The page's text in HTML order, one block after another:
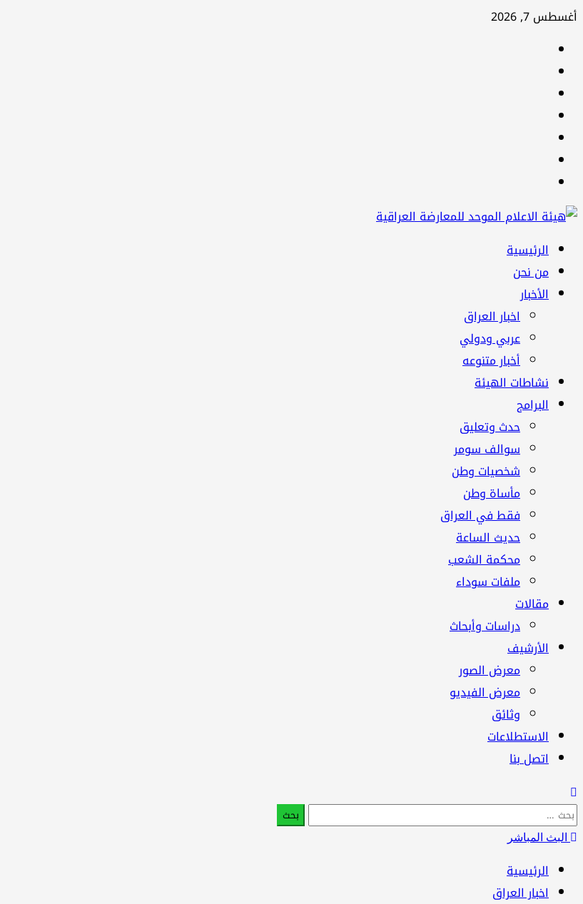
تخطي
أغسطس 7, 2026
القائمة
الرئيسية
الرئيسية
من نحن
الأخبار
اخبار العراق
عربي ودولي
أخبار متنوعه
نشاطات الهيئة
البرامج
حدث وتعليق
سوالف سومر
شخصيات وطن
مأساة وطن
فقط في العراق
حديث الساعة
محكمة الشعب
ملفات سوداء
مقالات
دراسات وأبحاث
الأرشيف
معرض الصور
معرض الفيديو
وثائق
الاستطلاعات
اتصل بنا
البحث
عن:البث المباشر
الرئيسية
اخبار العراق